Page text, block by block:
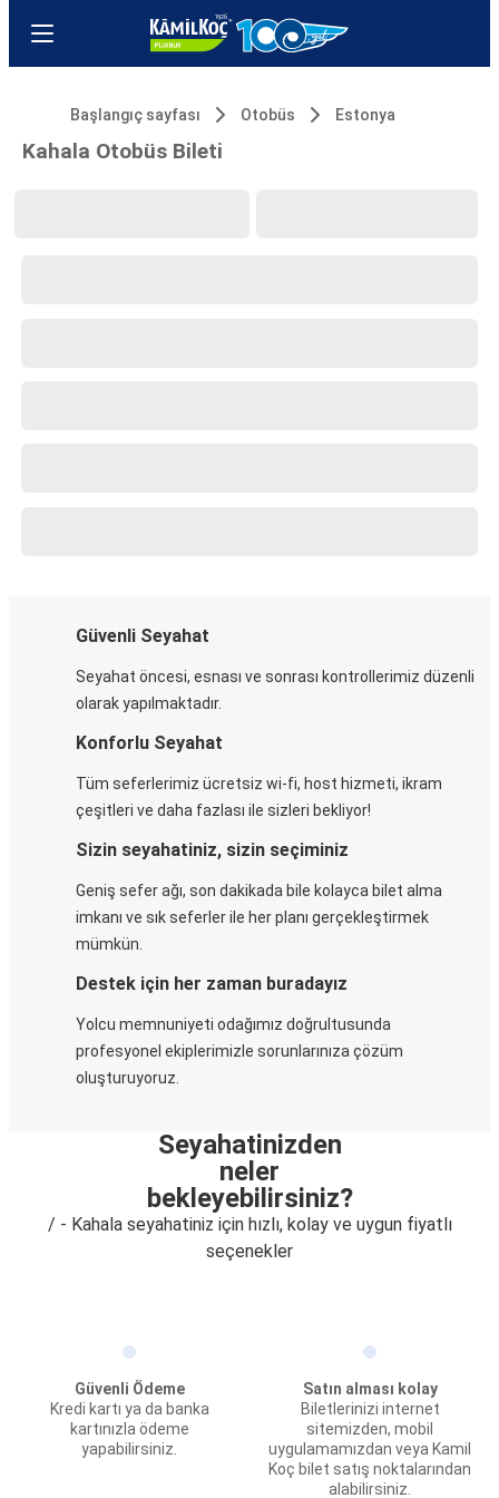
Başlangıç sayfası Otobüs Estonya
Kahala Otobüs Bileti
Güvenli Seyahat
Seyahat öncesi, esnası ve sonrası kontrollerimiz düzenli
olarak yapılmaktadır.
Konforlu Seyahat
Tüm seferlerimiz ücretsiz wi-fi, host hizmeti, ikram
çeşitleri ve daha fazlası ile sizleri bekliyor!
Sizin seyahatiniz, sizin seçiminiz
Geniş sefer ağı, son dakikada bile kolayca bilet alma
imkanı ve sık seferler ile her planı gerçekleştirmek
mümkün.
Destek için her zaman buradayız
Yolcu memnuniyeti odağımız doğrultusunda
profesyonel ekiplerimizle sorunlarınıza çözüm
oluşturuyoruz.
Seyahatinizden
neler
bekleyebilirsiniz?
/ - Kahala seyahatiniz için hızlı, kolay ve uygun fiyatlı
seçenekler
Güvenli Ödeme
Kredi kartı ya da banka
kartınızla ödeme
yapabilirsiniz.
Satın alması kolay
Biletlerinizi internet
sitemizden, mobil
uygulamamızdan veya Kamil
Koç bilet satış noktalarından
alabilirsiniz.